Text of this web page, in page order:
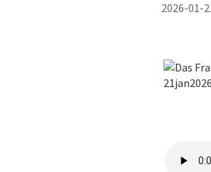
2026-01-